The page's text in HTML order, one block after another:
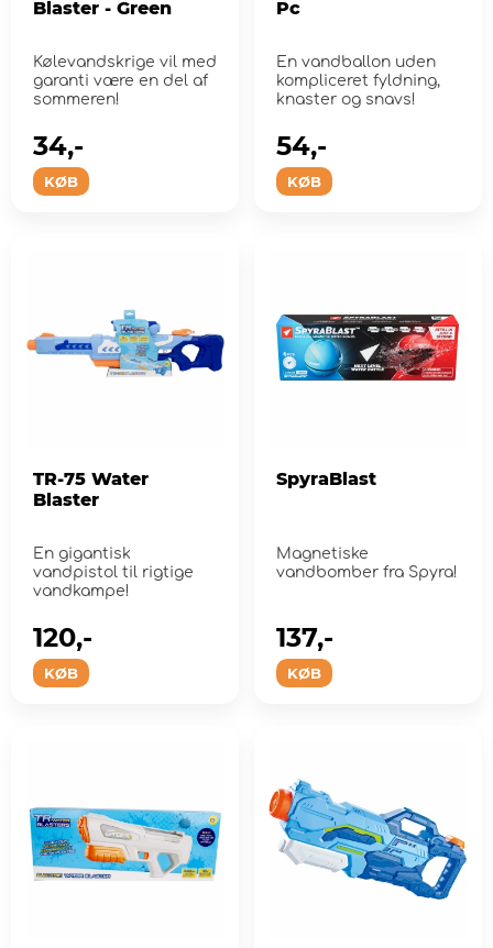
Blaster - Green
Kølevandskrige vil med
garanti være en del af
sommeren!
KØB
34,-
Pc
En vandballon uden
kompliceret fyldning,
knaster og snavs!
KØB
54,-
TR-75 Water
Blaster
En gigantisk
vandpistol til rigtige
vandkampe!
KØB
120,-
SpyraBlast
Magnetiske
vandbomber fra Spyra!
KØB
137,-